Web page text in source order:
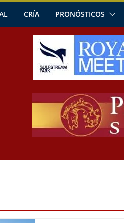
CRÍA PRONÓSTICOS